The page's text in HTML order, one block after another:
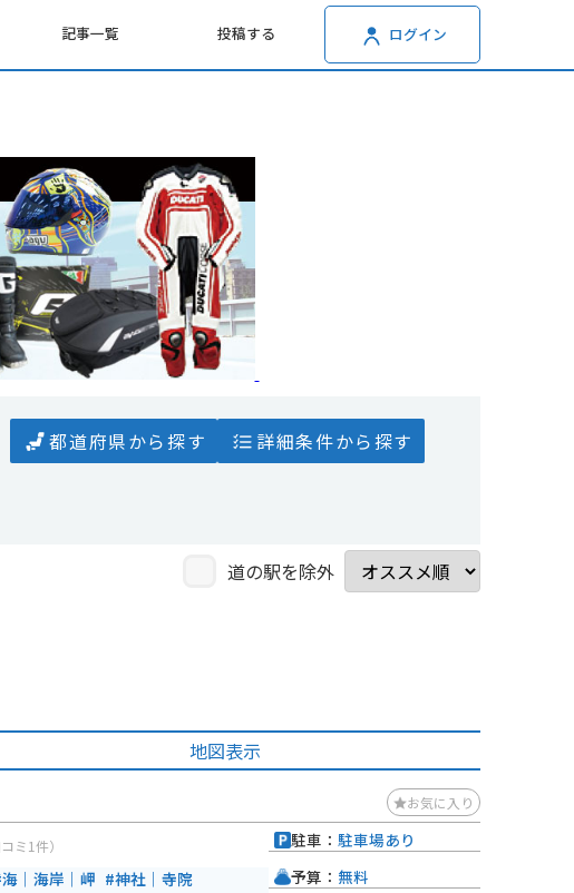
記事一覧 投稿する ログイン
都道府県から探す 詳細条件から探す
道の駅を除外
地図表示
お気に入り
コミ1件）
｜海岸｜岬 #神社｜寺院
駐車： 駐車場あり
予算： 無料